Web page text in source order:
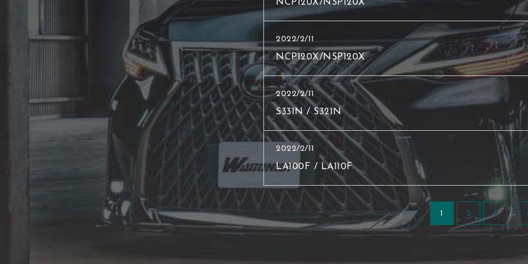
NCP120X/NSP120X
2022/2/11
NCP120X/NSP120X
2022/2/11
S331N / S321N
2022/2/11
LA100F / LA110F
1 2 3 …